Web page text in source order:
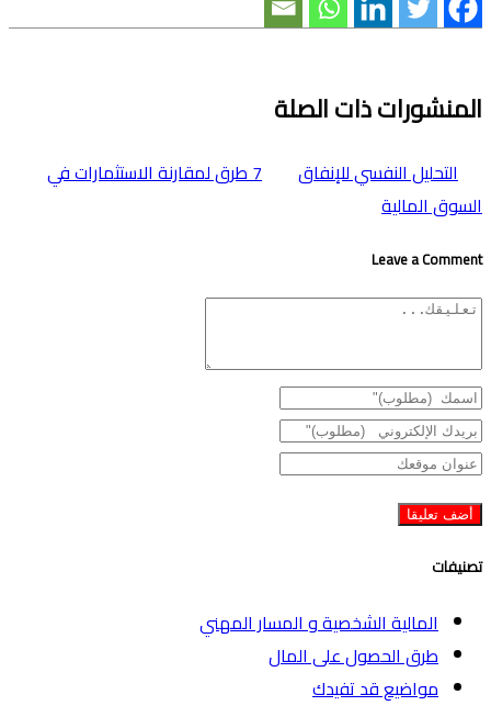
المنشورات ذات الصلة
التحليل النفسي للإنفاق
7 طرق لمقارنة الاستثمارات في
السوق المالية
Leave a Comment
تصنيفات
المالية الشخصية و المسار المهني
طرق الحصول على المال
مواضيع قد تفيدك